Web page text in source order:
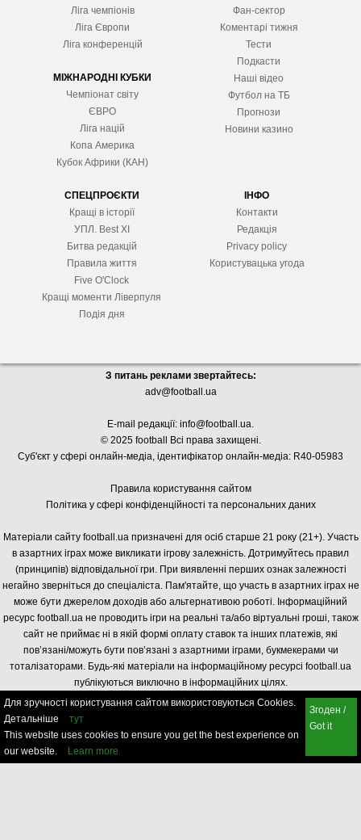
Ліга чемпіонів
Ліга Європи
Ліга конференцій
МІЖНАРОДНІ КУБКИ
Чемпіонат світу
ЄВРО
Ліга націй
Копа Америка
Кубок Африки (КАН)
Фан-сектор
Коментарі тижня
Тести
Подкасти
Наші відео
Футбол на ТБ
Прогнози
Новини казино
СПЕЦПРОЄКТИ
Кращі в історії
УПЛ. Best XІ
Битва редакцій
Правила життя
Five O'Clock
Кращі моменти Ліверпуля
Подія дня
ІНФО
Контакти
Редакція
Privacy policy
Користувацька угода
З питань реклами звертайтесь:
adv@football.ua
E-mail редакції: info@football.ua.
© 2025 football Всі права захищені.
Суб'єкт у сфері онлайн-медіа, ідентифікатор онлайн-медіа: R40-05983
Правила користування сайтом
Політика у сфері конфіденційності та персональних даних
Матеріали сайту football.ua призначені для осіб старше 21 року (21+). Участь
в азартних іграх може викликати ігрову залежність. Дотримуйтесь правил
(принципів) відповідальної гри. При виявленні перших ознак залежності
негайно зверніться до спеціаліста. Пам'ятайте, що участь в азартних іграх не
може бути джерелом доходів або альтернативою роботі. Інформаційний
ресурс football.ua не проводить ігри на реальні та/або віртуальні гроші, також
сайт не приймає ні в якій формі оплату ставок та інших платежів, які
пов’язані/можуть бути пов’язані з азартними іграми, букмекерами чи
тоталізаторами. Будь-які матеріали на інформаційному ресурсі football.ua
публікуються виключно в інформаційних цілях.
Для зручності користування сайтом використовуються Cookies.
Детальніше
тут
This website uses cookies to ensure you get the best experience on
our website.
Learn more
Згоден /
Got it